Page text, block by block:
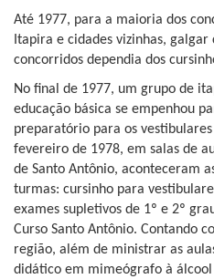
Até 1977, para a maioria dos
Itapira e cidades vizinhas, galgar
concorridos dependia dos
No final de 1977, um grupo de
educação básica se empenhou
preparatório para os
fevereiro de 1978, em salas de
de Santo Antônio, aconteceram
turmas: cursinho para
exames supletivos de 1º e 2º
Curso Santo Antônio. Contando
região, além de ministrar as
didático em mimeógrafo à